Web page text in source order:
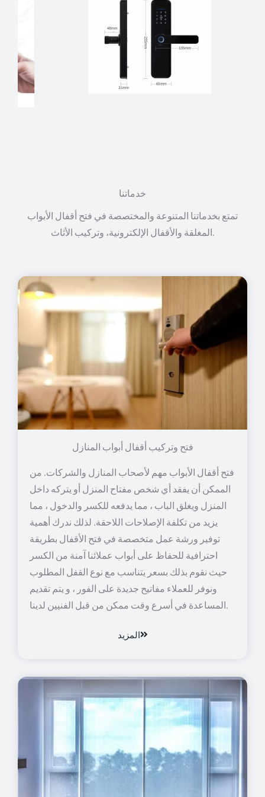
خدماتنا
تمتع بخدماتنا المتنوعة والمختصصة في فتح أقفال الأبواب
فتح وتركيب أقفال أبواب المنازل
فتح أقفال الأبواب مهم لأصحاب المنازل والشركات. من
الممكن أن يفقد أي شخص مفتاح المنزل أو يتركه داخل
المنزل ويغلق الباب ، مما يدفعه للكسر والدخول ، مما
يزيد من تكلفة الإصلاحات اللاحقة. لذلك ندرك أهمية
توفير ورشة عمل متخصصة في فتح الأقفال بطريقة
احترافية للحفاظ على أبواب عملائنا آمنة من الكسر
حيث نقوم بذلك بسعر يتناسب مع نوع القفل المطلوب
ونوفر للعملاء مفاتيح جديدة على الفور ، و يتم تقديم
المساعدة في أسرع وقت ممكن من قبل الفنيين لدينا.
المزيد